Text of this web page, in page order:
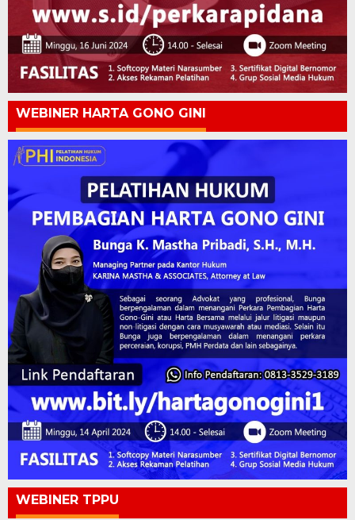
WEBINER HARTA GONO GINI
WEBINER TPPU